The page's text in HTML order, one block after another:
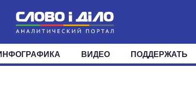
ВИДЕО ПОДДЕРЖАТЬ